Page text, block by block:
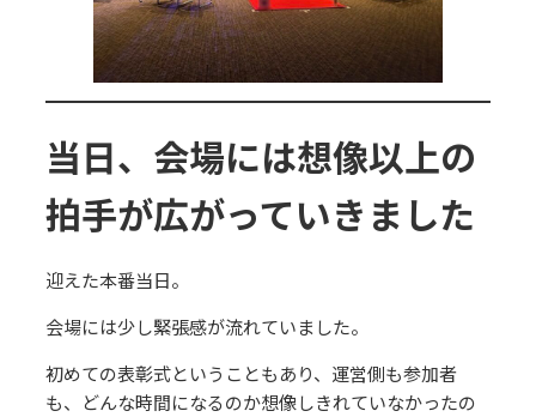
当日、会場には想像以上の
拍手が広がっていきました
迎えた本番当日。
会場には少し緊張感が流れていました。
初めての表彰式ということもあり、運営側も参加者
も、どんな時間になるのか想像しきれていなかったの